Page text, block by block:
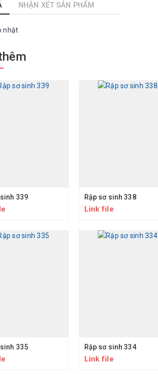
NHẬN XÉT SẢN PHẨM
nhật
339 Rập sơ sinh 338
Link file
335 Rập sơ sinh 334
Link file